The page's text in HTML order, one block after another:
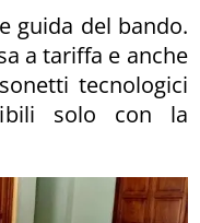
guida del bando.
a tariffa e anche
tecnologici
solo con la